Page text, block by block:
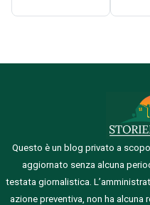
Questo è un blog privato a
aggiornato senza alcuna
testata giornalistica.
azione preventiva, non ha